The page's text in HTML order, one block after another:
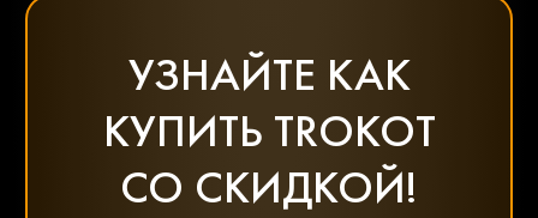
УЗНАЙТЕ КАК
КУПИТЬ TROKOT
СО СКИДКОЙ!